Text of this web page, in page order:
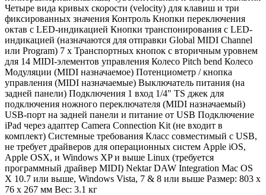
Четыре вида кривых скорости (velocity) для клавиш и три
фиксированных значения Контроль Кнопки переключения
октав с LED-индикацией Кнопки транспонирования с LED-
индикацией (назначаются для отправки Global MIDI Channel
или Program) 7 x Транспортных кнопок с вторичным уровнем
для 14 MIDI-элементов управления Колесо Pitch bend Колесо
Модуляции (MIDI назначаемое) Потенциометр / кнопка
управления (MIDI назначаемые) Выключатель питания (на
задней панели) Подключения 1 вход 1/4" TS джек для
подключения ножного переключателя (MIDI назначаемый)
USB-порт на задней панели и питание от USB Подключение
iPad через адаптер Camera Connection Kit (не входит в
комплект) Системные требования Класс совместимый с USB,
не требует драйверов для операционных систем Apple iOS,
Apple OSX, и Windows XP и выше Linux (требуется
программный драйвер MIDI) Nektar DAW Integration Mac OS
X 10.7 или выше, Windows Vista, 7 & 8 или выше Размер: 803 x
76 x 267 мм Вес: 3.1 кг